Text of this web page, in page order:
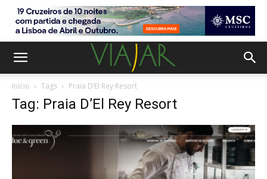
Início Tags Praia D’El Rey Resort
Tag: Praia D’El Rey Resort